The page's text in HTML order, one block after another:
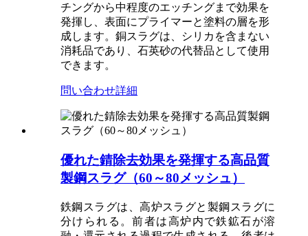
チングから中程度のエッチングまで効果を
発揮し、表面にプライマーと塗料の層を形
成します。銅スラグは、シリカを含まない
消耗品であり、石英砂の代替品として使用
できます。
問い合わせ詳細
優れた錆除去効果を発揮する高品質
製鋼スラグ（60～80メッシュ）
鉄鋼スラグは、高炉スラグと製鋼スラグに
分けられる。前者は高炉内で鉄鉱石が溶